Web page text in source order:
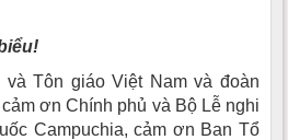
Tôn giáo Việt Nam và đoàn
ơn Chính phủ và Bộ Lễ nghi
Campuchia, cảm ơn Ban Tổ